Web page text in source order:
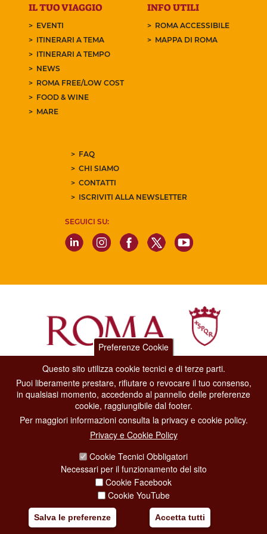
IL TUO VIAGGIO
EVENTI
ITINERARI A TEMA
ITINERARI A TEMPO
NEWS
ROMA FREE/LOW COST
FOOD & WINE
MARE
INFO UTILI
ROMA ACCESSIBILE
MAPPA DI ROMA
FAQ
CHI SIAMO
CONTATTI
ISCRIVITI ALLA NEWSLETTER
SEGUICI SU:
Dipartimento Grandi Eventi, Sport, Turismo e Moda.
Via di San Basilio, 51
00187 Roma
CONTACT CENTER TEL. 06 06 08
CONTATTA LA REDAZIONE
SOCIAL MEDIA POLICY
Preferenze Cookie
Questo sito utilizza cookie tecnici e di terze parti.
Puoi liberamente prestare, rifiutare o revocare il tuo consenso,
in qualsiasi momento, accedendo al pannello delle preferenze
cookie, raggiungibile dal footer.
Per maggiori informazioni consulta la privacy e cookie policy.
Privacy e Cookie Policy
Cookie Tecnici Obbligatori
Necessari per il funzionamento del sito
Cookie Facebook
Cookie YouTube
Salva le preferenze Accetta tutti